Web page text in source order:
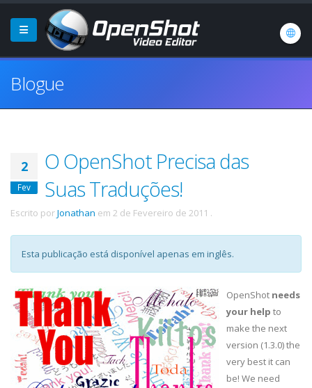
Blogue
2
Fev
O OpenShot Precisa das
Suas Traduções!
Escrito porJonathan em 2 de Fevereiro de 2011 .
Esta publicação está disponível apenas em inglês.
OpenShot needs
your help to
make the next
version (1.3.0) the
very best it can
be! We need